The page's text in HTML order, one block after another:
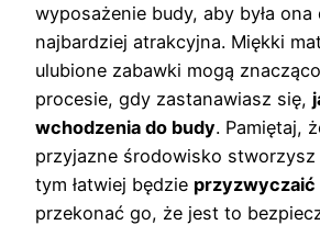
wyposażenie budy, aby była ona
najbardziej atrakcyjna. Miękki
ulubione zabawki mogą
procesie, gdy zastanawiasz się,
wchodzenia do budy. Pamiętaj,
przyjazne środowisko
tym łatwiej będzie przyzwyczaić
przekonać go, że jest to